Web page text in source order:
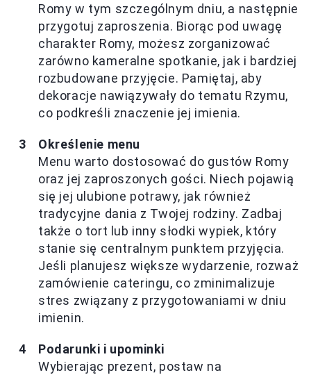
Romy w tym szczególnym dniu, a następnie
przygotuj zaproszenia. Biorąc pod uwagę
charakter Romy, możesz zorganizować
zarówno kameralne spotkanie, jak i bardziej
rozbudowane przyjęcie. Pamiętaj, aby
dekoracje nawiązywały do tematu Rzymu,
co podkreśli znaczenie jej imienia.
Określenie menu
Menu warto dostosować do gustów Romy
oraz jej zaproszonych gości. Niech pojawią
się jej ulubione potrawy, jak również
tradycyjne dania z Twojej rodziny. Zadbaj
także o tort lub inny słodki wypiek, który
stanie się centralnym punktem przyjęcia.
Jeśli planujesz większe wydarzenie, rozważ
zamówienie cateringu, co zminimalizuje
stres związany z przygotowaniami w dniu
imienin.
Podarunki i upominki
Wybierając prezent, postaw na